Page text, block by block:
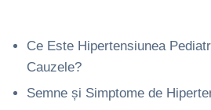
Ce Este Hipertensiunea
Cauzele?
Semne și Simptome de